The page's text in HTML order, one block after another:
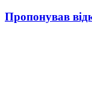
Пропонував